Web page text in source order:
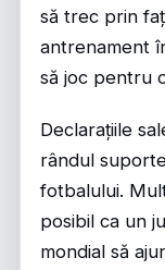
să trec prin
antrenament
să joc pentru
Declarațiile
rândul
fotbalului.
posibil ca un
mondial să